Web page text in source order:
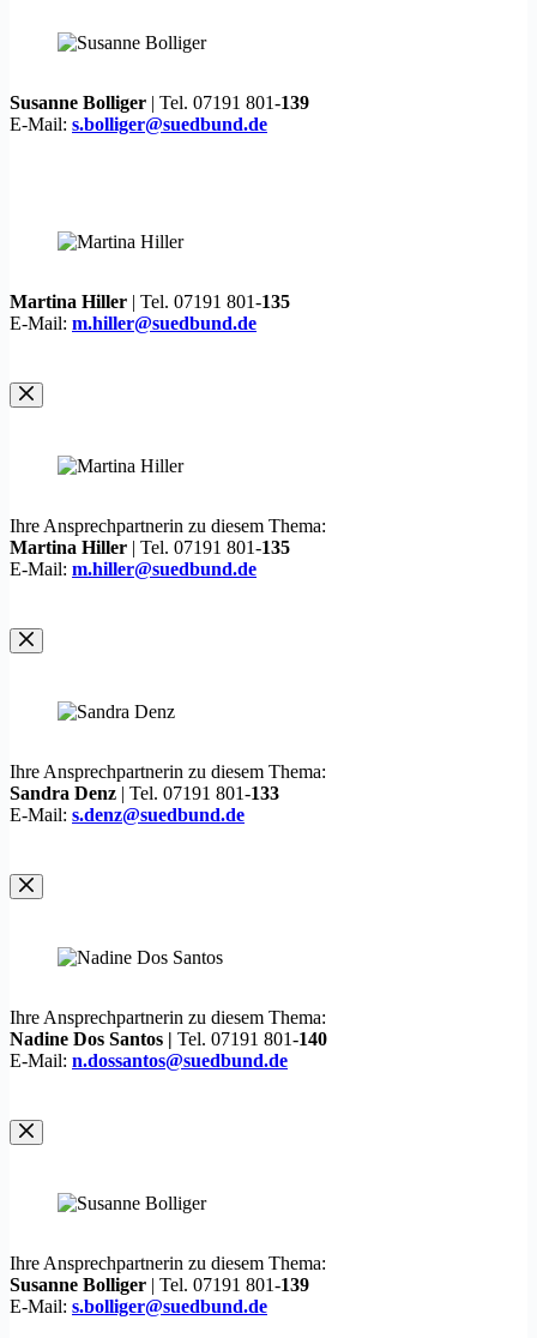
Susanne Bolliger | Tel. 07191 801-139
E-Mail: s.bolliger@suedbund.de
Martina Hiller | Tel. 07191 801-135
E-Mail: m.hiller@suedbund.de
Ihre Ansprechpartnerin zu diesem Thema:
Martina Hiller | Tel. 07191 801-135
E-Mail: m.hiller@suedbund.de
Ihre Ansprechpartnerin zu diesem Thema:
Sandra Denz | Tel. 07191 801-133
E-Mail: s.denz@suedbund.de
Ihre Ansprechpartnerin zu diesem Thema:
Nadine Dos Santos | Tel. 07191 801-140
E-Mail: n.dossantos@suedbund.de
Ihre Ansprechpartnerin zu diesem Thema:
Susanne Bolliger | Tel. 07191 801-139
E-Mail: s.bolliger@suedbund.de